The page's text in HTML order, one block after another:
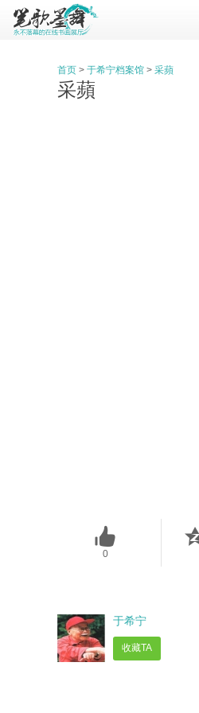
首页 > 于希宁档案馆 > 采蘋
采蘋
0
于希宁
收藏TA